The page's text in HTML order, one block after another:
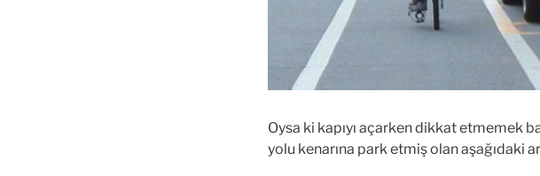
Oysa ki kapıyı açarken dikkat etmemek
yolu kenarına park etmiş olan aşağıdaki